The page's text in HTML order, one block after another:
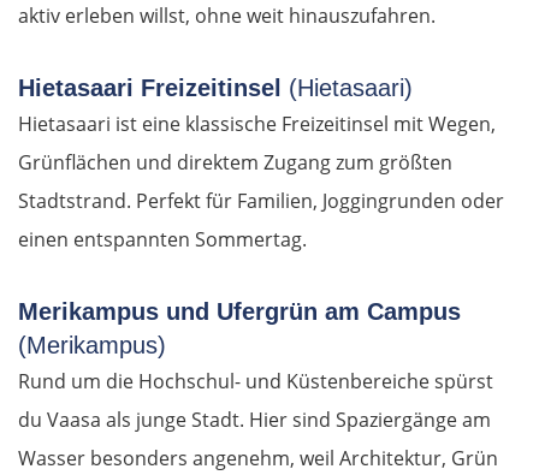
aktiv erleben willst, ohne weit hinauszufahren.
Hietasaari Freizeitinsel (Hietasaari)
Hietasaari ist eine klassische Freizeitinsel mit Wegen,
Grünflächen und direktem Zugang zum größten
Stadtstrand. Perfekt für Familien, Joggingrunden oder
einen entspannten Sommertag.
Merikampus und Ufergrün am Campus
(Merikampus)
Rund um die Hochschul- und Küstenbereiche spürst
du Vaasa als junge Stadt. Hier sind Spaziergänge am
Wasser besonders angenehm, weil Architektur, Grün
Arezzo
Florenz
La Spezia
Albenga